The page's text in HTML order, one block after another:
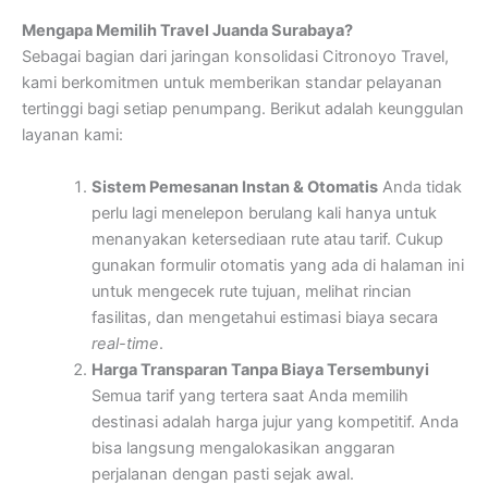
Mengapa Memilih Travel Juanda Surabaya?
Sebagai bagian dari jaringan konsolidasi Citronoyo Travel,
kami berkomitmen untuk memberikan standar pelayanan
tertinggi bagi setiap penumpang. Berikut adalah keunggulan
layanan kami:
Sistem Pemesanan Instan & OtomatisAnda tidak
perlu lagi menelepon berulang kali hanya untuk
menanyakan ketersediaan rute atau tarif. Cukup
gunakan formulir otomatis yang ada di halaman ini
untuk mengecek rute tujuan, melihat rincian
fasilitas, dan mengetahui estimasi biaya secara
real-time.
Harga Transparan Tanpa Biaya Tersembunyi
Semua tarif yang tertera saat Anda memilih
destinasi adalah harga jujur yang kompetitif. Anda
bisa langsung mengalokasikan anggaran
perjalanan dengan pasti sejak awal.